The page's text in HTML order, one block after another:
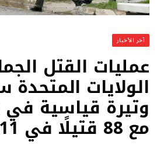
آخر الأخبار
عمليات القتل
الولايات
مع 88 قتيلًا في 111 يومًا